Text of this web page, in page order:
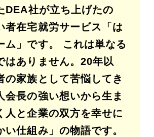
DEA社が立ち上げたの
者在宅就労サービス「は
ム」です。 これは単なる
はありません。20年以
の家族として苦悩してき
会長の強い想いから生ま
人と企業の双方を幸せに
い仕組み」の物語です。